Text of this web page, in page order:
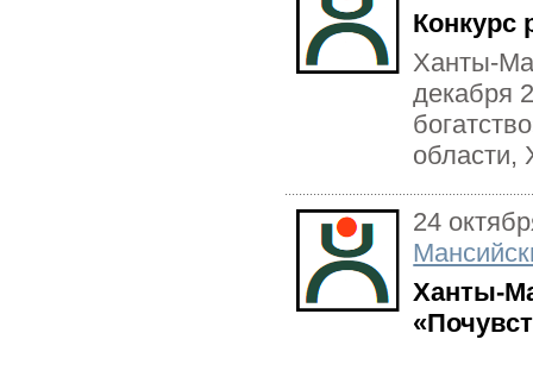
Конкурс
Ханты-
декабря
области,
24
Ханты-